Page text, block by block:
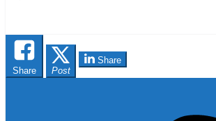
Share Post
Share